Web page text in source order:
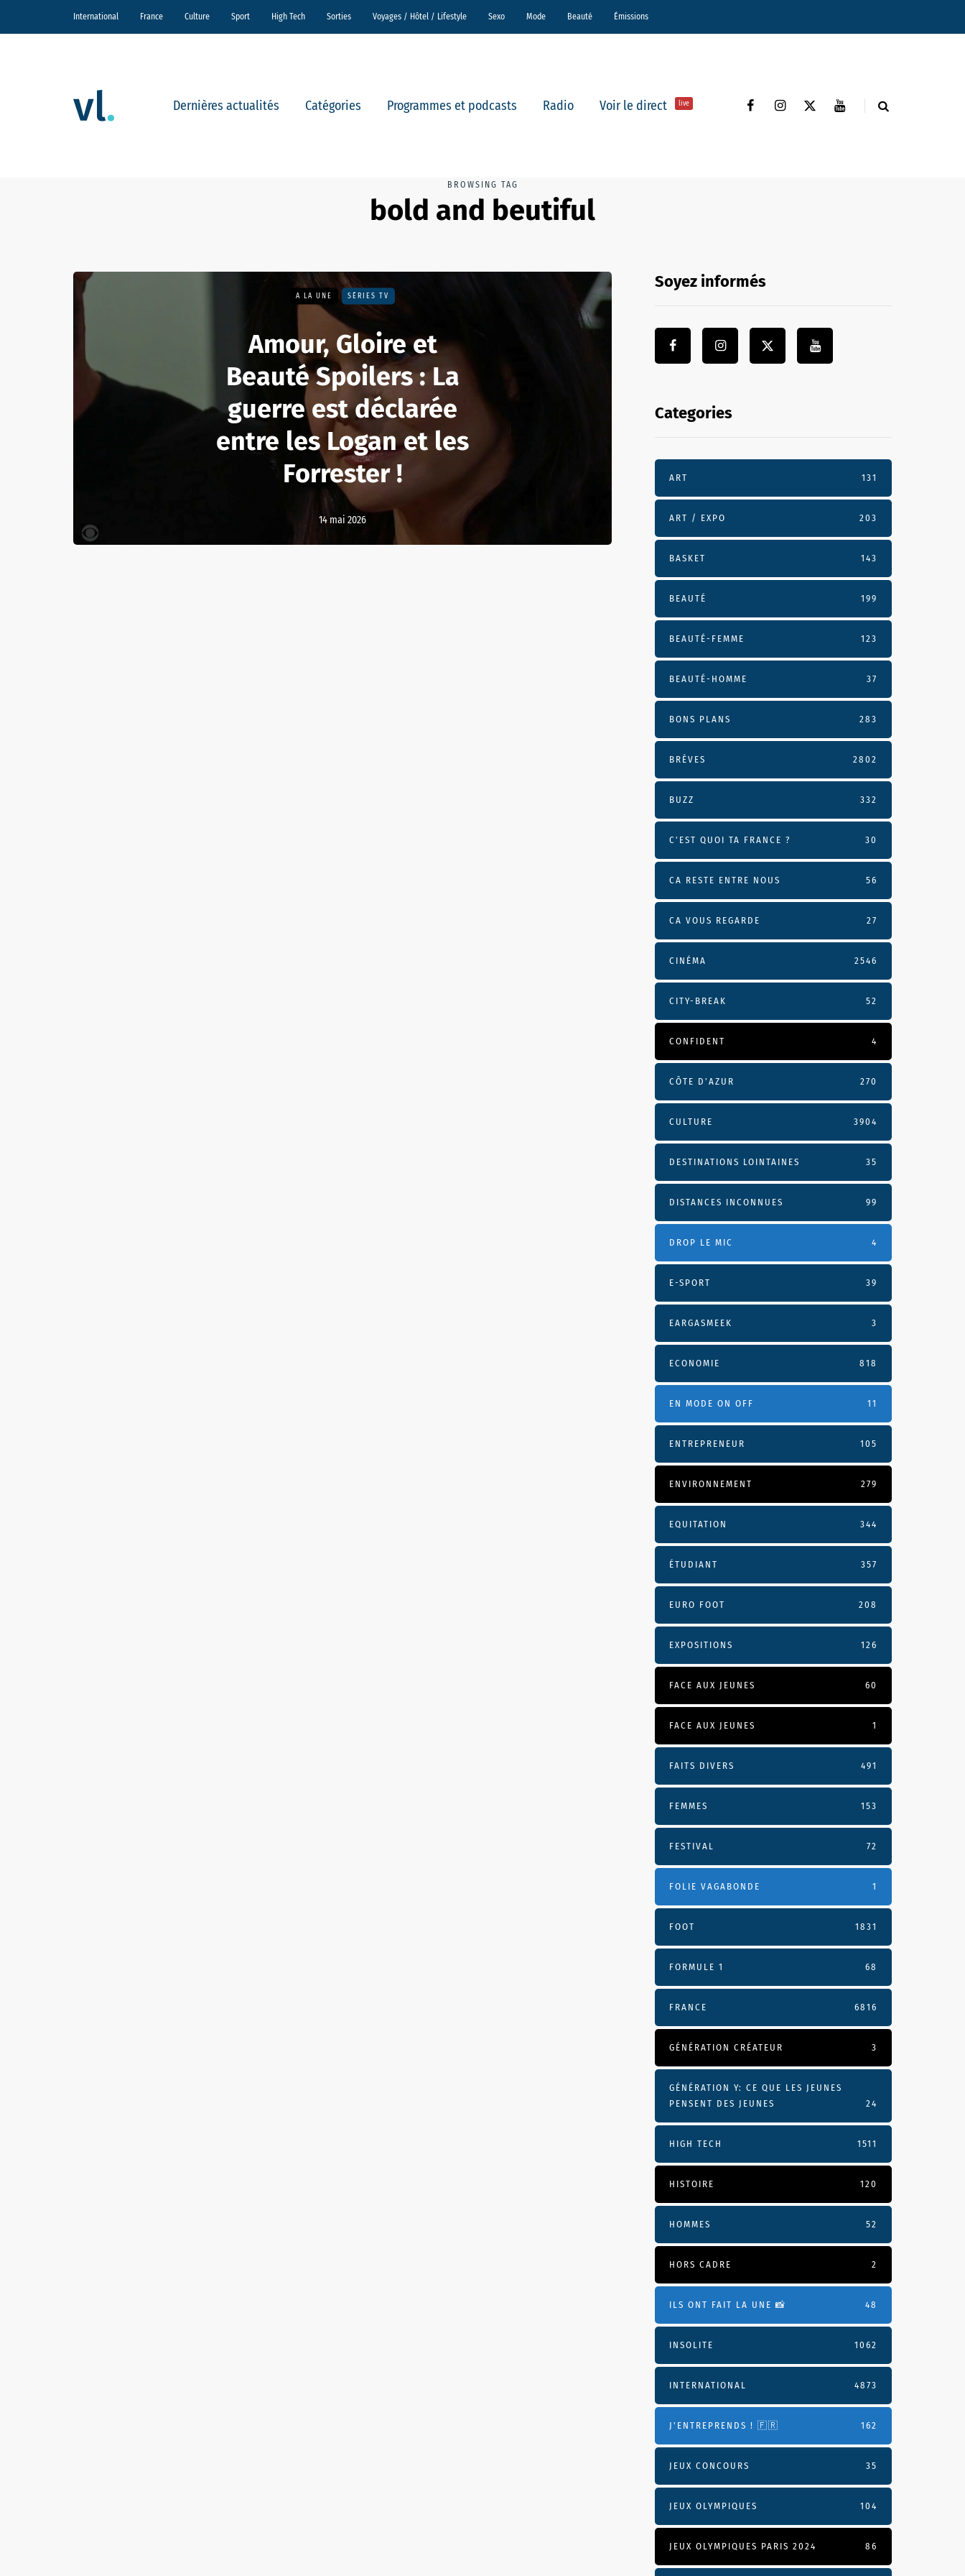
International France Culture Sport High Tech Sorties Voyages / Hôtel / Lifestyle Sexo Mode Beauté Émissions
Dernières actualités Catégories Programmes et podcasts Radio Voir le direct live
BROWSING TAG
bold and beutiful
A LA UNE SÉRIES TV
Amour, Gloire et
Beauté Spoilers : La
guerre est déclarée
entre les Logan et les
Forrester !
14 mai 2026
Soyez informés
Categories
ART 131
ART / EXPO 203
BASKET 143
BEAUTÉ 199
BEAUTÉ-FEMME 123
BEAUTÉ-HOMME 37
BONS PLANS 283
BRÈVES 2802
BUZZ 332
C'EST QUOI TA FRANCE ? 30
CA RESTE ENTRE NOUS 56
CA VOUS REGARDE 27
CINÉMA 2546
CITY-BREAK 52
CONFIDENT 4
CÔTE D’AZUR 270
CULTURE 3904
DESTINATIONS LOINTAINES 35
DISTANCES INCONNUES 99
DROP LE MIC 4
E-SPORT 39
EARGASMEEK 3
ECONOMIE 818
EN MODE ON OFF 11
ENTREPRENEUR 105
ENVIRONNEMENT 279
EQUITATION 344
ÉTUDIANT 357
EURO FOOT 208
EXPOSITIONS 126
FACE AUX JEUNES 60
FACE AUX JEUNES 1
FAITS DIVERS 491
FEMMES 153
FESTIVAL 72
FOLIE VAGABONDE 1
FOOT 1831
FORMULE 1 68
FRANCE 6816
GÉNÉRATION CRÉATEUR 3
GÉNÉRATION Y: CE QUE LES JEUNES
PENSENT DES JEUNES
24
HIGH TECH 1511
HISTOIRE 120
HOMMES 52
HORS CADRE 2
ILS ONT FAIT LA UNE 📸 48
INSOLITE 1062
INTERNATIONAL 4873
J'ENTREPRENDS ! 🇫🇷 162
JEUX CONCOURS 35
JEUX OLYMPIQUES 104
JEUX OLYMPIQUES PARIS 2024 86